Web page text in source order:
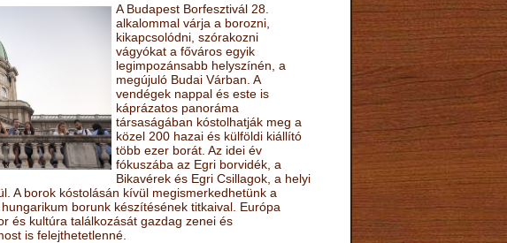
A Budapest Borfesztivál 28.
alkalommal várja a borozni,
kikapcsolódni, szórakozni
vágyókat a főváros egyik
legimpozánsabb helyszínén, a
megújuló Budai Várban. A
vendégek nappal és este is
káprázatos panoráma
társaságában kóstolhatják meg a
közel 200 hazai és külföldi kiállító
több ezer borát. Az idei év
fókuszába az Egri borvidék, a
Bikavérek és Egri Csillagok, a helyi
A borok kóstolásán kívül megismerkedhetünk a
borunk készítésének titkaival. Európa
és kultúra találkozását gazdag zenei és
is felejthetetlenné.